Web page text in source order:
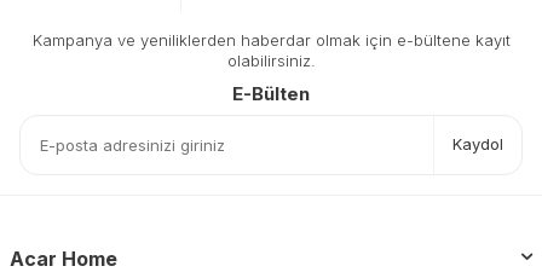
Kampanya ve yeniliklerden haberdar olmak için e-bültene kayıt
olabilirsiniz.
E-Bülten
Kaydol
Acar Home